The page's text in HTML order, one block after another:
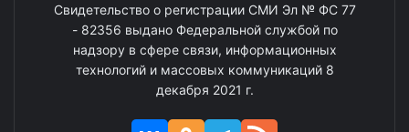
Свидетельство о регистрации СМИ Эл № ФС 77
- 82356 выдано Федеральной службой по
надзору в сфере связи, информационных
технологий и массовых коммуникаций 8
декабря 2021 г.